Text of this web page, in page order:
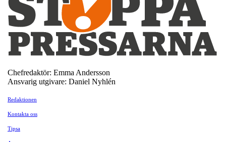
Chefredaktör: Emma Andersson
Ansvarig utgivare: Daniel Nyhlén
Redaktionen
Kontakta oss
Tipsa